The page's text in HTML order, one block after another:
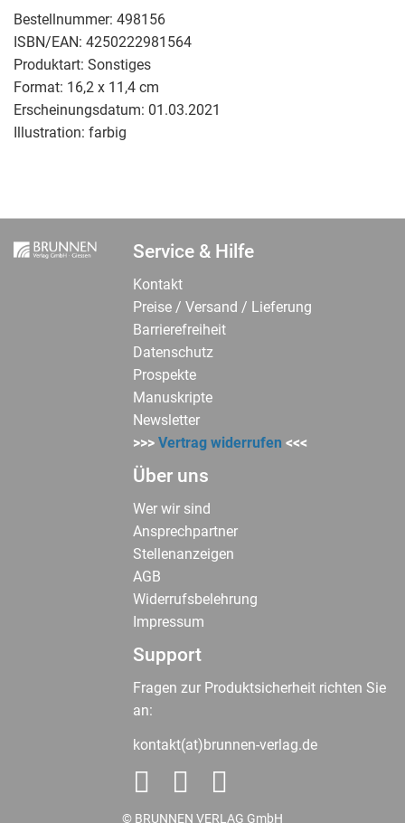
Bestellnummer: 498156
ISBN/EAN: 4250222981564
Produktart: Sonstiges
Format: 16,2 x 11,4 cm
Erscheinungsdatum: 01.03.2021
Illustration: farbig
Service & Hilfe
Kontakt
Preise / Versand / Lieferung
Barrierefreiheit
Datenschutz
Prospekte
Manuskripte
Newsletter
>>>Vertrag widerrufen <<<
Über uns
Wer wir sind
Ansprechpartner
Stellenanzeigen
AGB
Widerrufsbelehrung
Impressum
Support
Fragen zur Produktsicherheit richten Sie
an:
kontakt(at)brunnen-verlag.de
© BRUNNEN VERLAG GmbH